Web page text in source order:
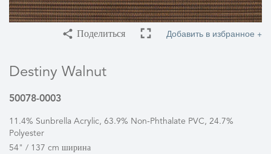
Поделиться Добавить в избранное +
Destiny Walnut
50078-0003
11.4% Sunbrella Acrylic, 63.9% Non-Phthalate PVC, 24.7%
Polyester
54" / 137 cm ширина